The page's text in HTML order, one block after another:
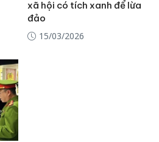
xã hội có tích xanh để lừa
đảo
15/03/2026